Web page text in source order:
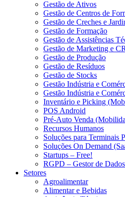
Gestão de Ativos
Gestão de Centros de
Gestão de Creches e
Gestão de Formação
Gestão de Assistências
Gestão de Marketing e
Gestão de Produção
Gestão de Resíduos
Gestão de Stocks
Gestão Indústria e
Gestão Indústria e
Inventário e Picking
POS Android
Pré-Auto Venda
Recursos Humanos
Soluções para Terminais
Soluções On Demand
Startups – Free!
RGPD – Gestor de
Setores
Agroalimentar
Alimentar e Bebidas